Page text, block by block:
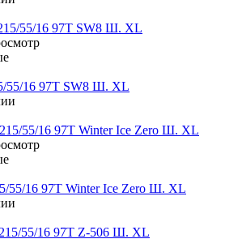
55/16 97T SW8 Ш. XL
55/16 97T Winter Ice Zero Ш. XL